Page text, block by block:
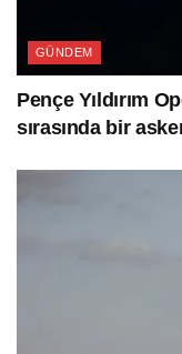
GÜNDEM
Pençe Yıldırım
sırasında bir